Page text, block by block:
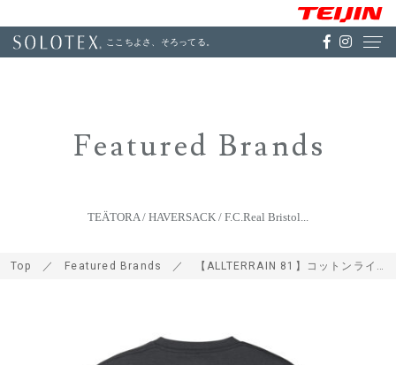
ここちよさ、そろってる。
Featured Brands
TEÄTORA / HAVERSACK / F.C.Real Bristol...
Top Featured Brands 【ALLTERRAIN 81】コットンライクハーフスリーブグラフィックＴシャツ